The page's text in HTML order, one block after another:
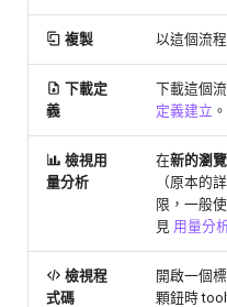
複製 以這個流
下載定
義
下載這個
定義建立 。
檢視用
量分析
在新的瀏
（原本的
限，一般
見 用量分
檢視程
式碼
開啟一個
顆鈕時